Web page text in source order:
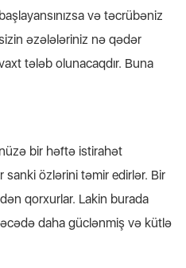
və təcrübəniz
əzələləriniz nə qədər
tələb olunacaqdır. Buna
bir həftə istirahət
sanki özlərini təmir edirlər. Bir
qorxurlar. Lakin burada
daha güclənmiş və kütlə